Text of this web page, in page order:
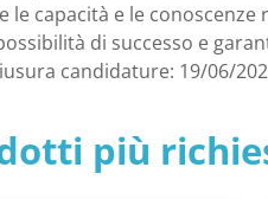
le capacità e le
di successo e
candidature: 19/06/
più